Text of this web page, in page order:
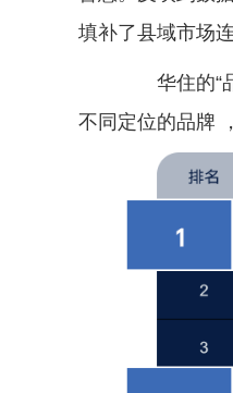
填补了县域市场
华住的“品
不同定位的品牌